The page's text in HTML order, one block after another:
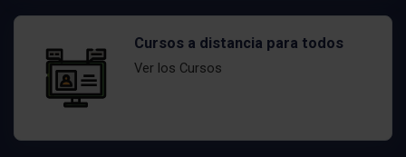
Cursos a distancia para todos
Ver los Cursos